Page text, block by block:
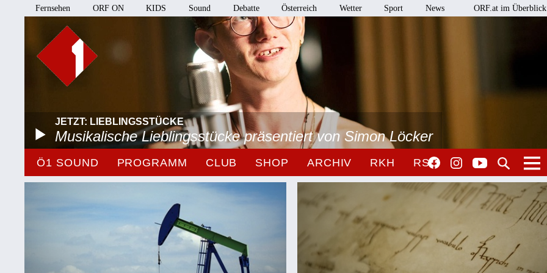
Fernsehen ORF ON KIDS Sound Debatte Österreich Wetter Sport News ORF.at im Überblick
JETZT: LIEBLINGSSTÜCKE
Musikalische Lieblingsstücke präsentiert von Simon Löcker
Ö1 SOUND PROGRAMM CLUB SHOP ARCHIV RKH RSO